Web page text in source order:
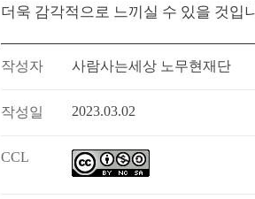
더욱 감각적으로 느끼실 수 있을 것입
작성자 사람사는세상 노무현재단
작성일 2023.03.02
CCL